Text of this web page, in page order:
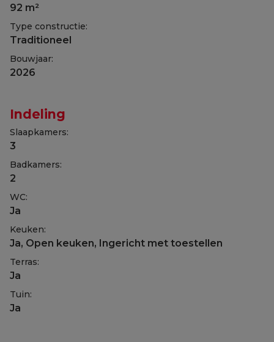
92 m²
Type constructie:
Traditioneel
Bouwjaar:
2026
Indeling
Slaapkamers:
3
Badkamers:
2
WC:
Ja
Keuken:
Ja, Open keuken, Ingericht met toestellen
Terras:
Ja
Tuin:
Ja